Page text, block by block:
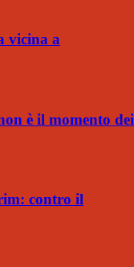
vicina a
è il momento dei
contro il